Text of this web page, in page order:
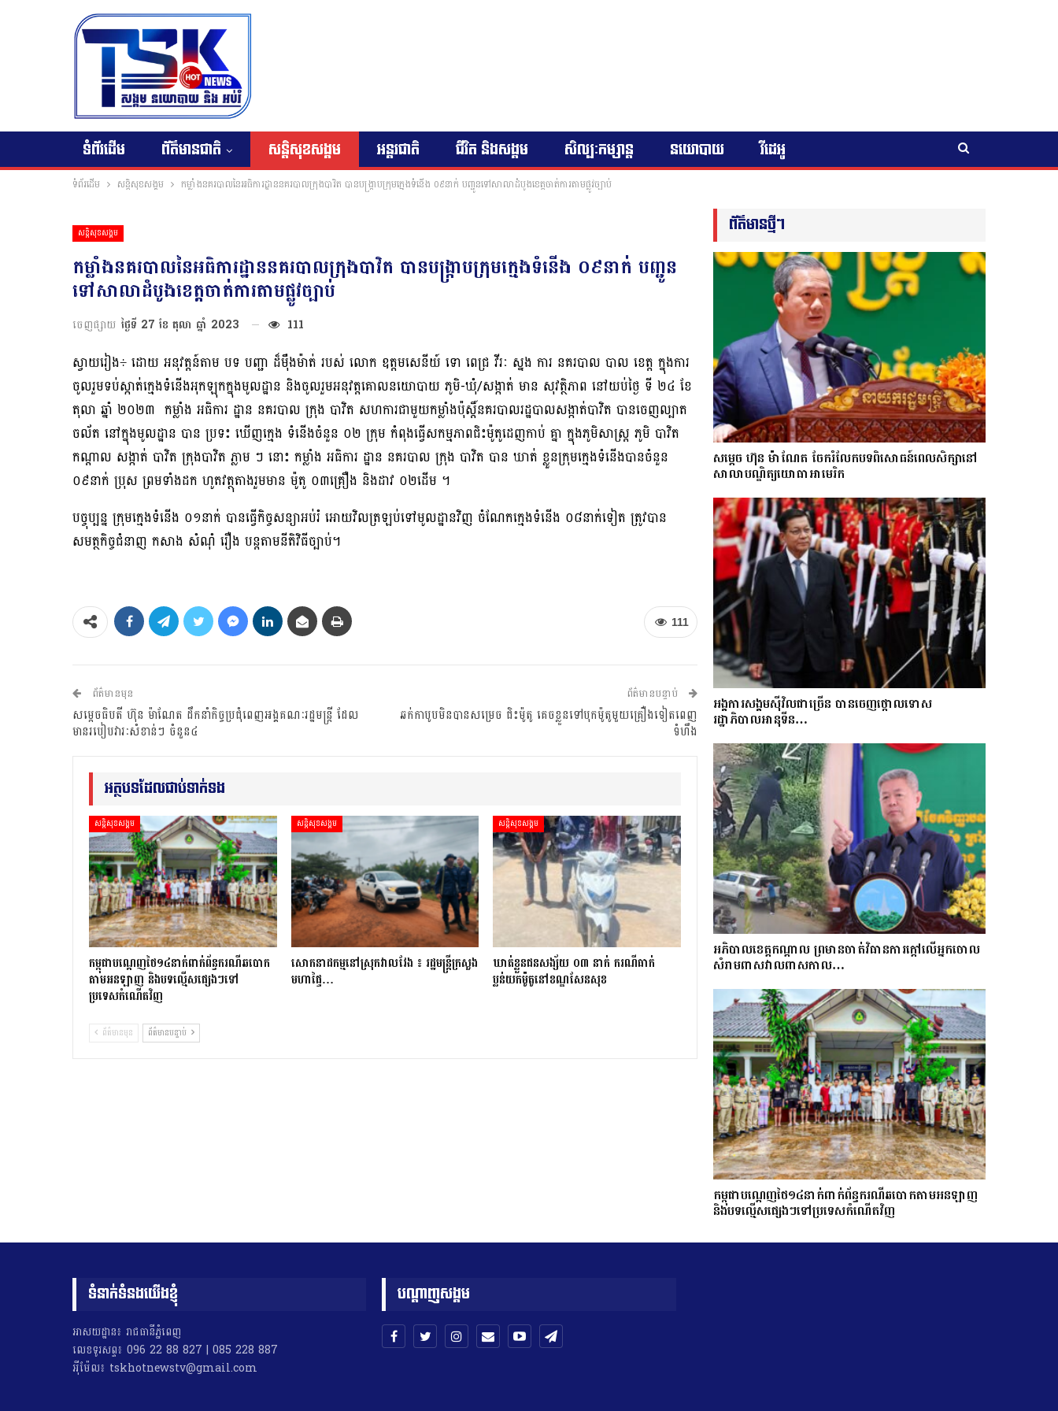
ទំព័រដើម ព័ត៌មានជាតិ សន្តិសុខសង្គម អន្តរជាតិ ជីវិត និងសង្គម សិល្បៈកម្សាន្ត នយោបាយ វីដេអូ
ទំព័រដើម សន្តិសុខសង្គម កម្លាំងនគរបាលនៃអធិការដ្ឋាននគរបាលក្រុងបាវិត បានបង្ក្រាបក្រុមក្មេងទំនើង ០៩នាក់ បញ្ជូនទៅសាលាដំបូងខេត្តចាត់ការតាមផ្លូវច្បាប់
សន្តិសុខសង្គម
កម្លាំងនគរបាលនៃអធិការដ្ឋាននគរបាលក្រុងបាវិត បានបង្ក្រាបក្រុមក្មេងទំនើង ០៩នាក់ បញ្ជូន
ទៅសាលាដំបូងខេត្តចាត់ការតាមផ្លូវច្បាប់
ចេញផ្សាយ ថ្ងៃទី 27 ខែ តុលា ឆ្នាំ 2023 111
ស្វាយរៀង÷ ដោយ អនុវត្តន៍តាម បទ បញ្ជា ដ៏ម៉ឺងម៉ាត់ របស់ លោក ឧត្ដមសេនីយ៍ ទោ ពេជ្រ វីរៈ ស្នង ការ នគរបាល បាល ខេត្ត ក្នុងការ
ចូលរួមទប់ស្កាត់ក្មេងទំនើងអុកឡុកក្នុងមូលដ្ឋាន និងចូលរួមអនុវត្តគោលនយោបាយ ភូមិ-ឃុំ/សង្កាត់ មាន សុវត្ថិភាព នៅយប់ថ្ងៃ ទី ២៤ ខែ
តុលា ឆ្នាំ ២០២៣ កម្លាំង អធិការ ដ្ឋាន នគរបាល ក្រុង បាវិត សហការជាមួយកម្លាំងប៉ុស្តិ៍នគរបាលរដ្ឋបាលសង្កាត់បាវិត បានចេញល្បាត
ចល័ត នៅក្នុងមូលដ្ឋាន បាន ប្រទះ ឃេីញក្មេង ទំនេីងចំនួន ០២ ក្រុម កំពុងធ្វើសកម្មភាពជិះម៉ូតូដេញកាប់ គ្នា ក្នុងភូមិសាស្ត្រ ភូមិ បាវិត
កណ្តាល សង្កាត់ បាវិត ក្រុងបាវិត ភ្លាម ៗ នោះ កម្លាំង អធិការ ដ្ឋាន នគរបាល ក្រុង បាវិត បាន ឃាត់ ខ្លួនក្រុមក្មេងទំនើងបានចំនួន
០៩នាក់ ប្រុស ព្រមទាំងដក ហូតវត្ថុតាងរួមមាន ម៉ូតូ ០៣គ្រឿង និងដាវ ០២ដេីម ។
បច្ចុប្បន្ន ក្រុមក្មេងទំនើង ០១នាក់ បានធ្វើកិច្ចសន្យាអប់រំ អោយវិលត្រឡប់ទៅមូលដ្ឋានវិញ ចំណែកក្មេងទំនើង ០៨នាក់ទៀត ត្រូវបាន
សមត្ថកិច្ចជំនាញ កសាង សំណុំ រឿង បន្តតាមនីតិវិធីច្បាប់។
111
ព័ត៌មានមុន
សម្តេចធិបតី ហ៊ុន ម៉ាណែត ដឹកនាំកិច្ចប្រជុំពេញអង្គគណៈរដ្ឋមន្ត្រី ដែល
មានរបៀបវារៈសំខាន់ៗ ចំនួន៤
ព័ត៌មានបន្ទាប់
ឆក់កាបូបមិនបានសម្រេច ជិះម៉ូតូ គេចខ្លួនទៅបុកម៉ូតូមួយគ្រឿងទៀតពេញ
ទំហឹង
អត្ថបទដែលជាប់ទាក់ទង
សន្តិសុខសង្គម
កម្ពុជាបណ្ដេញថៃ១៤នាក់ពាក់ព័ន្ធករណីឆបោក
តាមអនឡាញ និងបទល្មើសផ្សេងៗទៅ
ប្រទេសកំណើតវិញ
សន្តិសុខសង្គម
សោកនាដកម្ម​នៅ​ស្រុក​វាល​វែង ៖ រដ្ឋមន្ត្រី​ក្រសួង
មហាផ្ទៃ…
សន្តិសុខសង្គម
ឃាត់ខ្លួនជនសង្ស័យ ០៣ នាក់ ករណីធាក់
ប្លន់យកម៉ូតូនៅខណ្ឌសែនសុខ
ព័ត៌មានមុន ព័ត៌មានបន្ទាប់
ព័ត៌មានថ្មីៗ
សម្តេច ហ៊ុន ម៉ាណែត ចែករំលែកបទពិសោធន៍ពេលសិក្សានៅ
សាលាបណ្ឌិត្យ​យោ​ធា​អាមេរិក
អង្គការសង្គមស៊ីវិលជាច្រើន បានចេញថ្កោលទោស
រដ្ឋាភិបាលអានុទីន…
អភិបាលខេត្តកណ្ដាល ព្រមានចាត់វិធានការក្ដៅលើអ្នកចោល
សំរាមពាសវាលពាសកាល…
កម្ពុជាបណ្ដេញថៃ១៤នាក់ពាក់ព័ន្ធករណីឆបោកតាមអនឡាញ
និងបទល្មើសផ្សេងៗទៅប្រទេសកំណើតវិញ
ទំនាក់ទំនងយើងខ្ញុំ
អាសយដ្ឋាន៖ រាជធានីភ្នំពេញ
លេខទូរសព្ទ៖ 096 22 88 827 | 085 228 887
អុីម៉ែល៖ tskhotnewstv@gmail.com
បណ្តាញសង្គម